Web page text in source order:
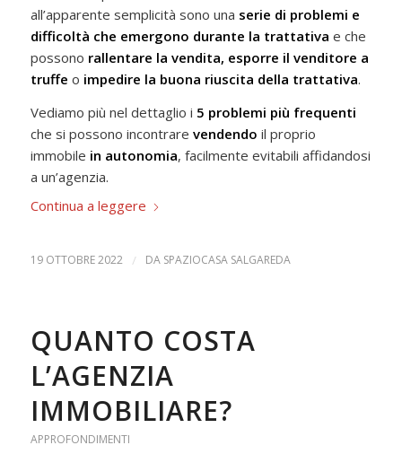
all’apparente semplicità sono una serie di problemi e
difficoltà che emergono durante la trattativa e che
possono rallentare la vendita, esporre il venditore a
truffe o impedire la buona riuscita della trattativa.
Vediamo più nel dettaglio i 5 problemi più frequenti
che si possono incontrare vendendo il proprio
immobile in autonomia, facilmente evitabili affidandosi
a un’agenzia.
Continua a leggere
19 OTTOBRE 2022 / DA SPAZIOCASA SALGAREDA
QUANTO COSTA
L’AGENZIA
IMMOBILIARE?
APPROFONDIMENTI